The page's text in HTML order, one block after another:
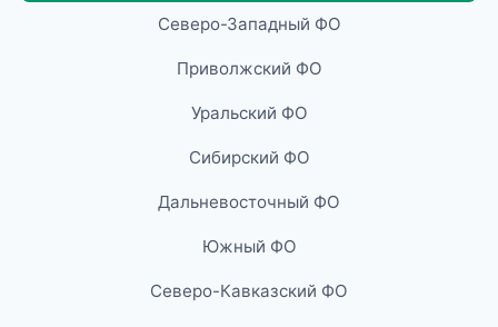
Северо-Западный ФО
Приволжский ФО
Уральский ФО
Сибирский ФО
Дальневосточный ФО
Южный ФО
Северо-Кавказский ФО